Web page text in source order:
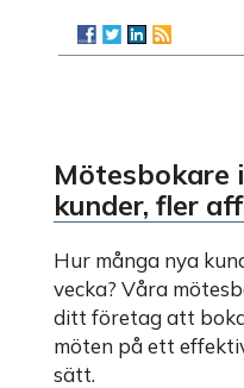
Mötesbokare
kunder, fler
Hur många nya
vecka? Våra
ditt företag att
möten på ett
sätt.